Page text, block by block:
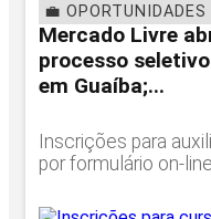
💼 OPORTUNIDADES
Mercado Livre
processo
em Guaíba;...
Inscrições para
por formulário on-